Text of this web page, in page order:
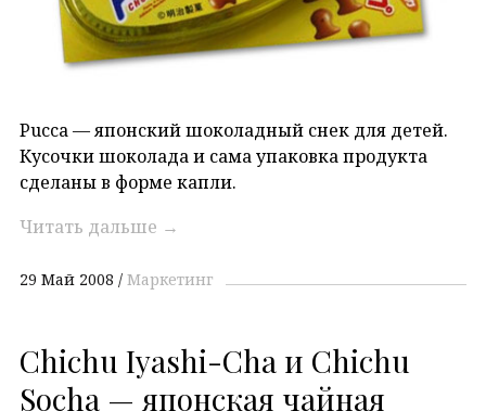
Pucca — японский шоколадный снек для детей.
Кусочки шоколада и сама упаковка продукта
сделаны в форме капли.
Читать дальше →
29 Май 2008 Маркетинг
Chichu Iyashi-Cha и Chichu
Socha — японская чайная